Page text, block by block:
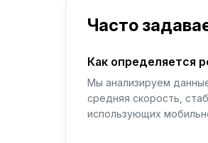
Часто
Как определяется
Мы анализируем
средняя скорость,
использующих